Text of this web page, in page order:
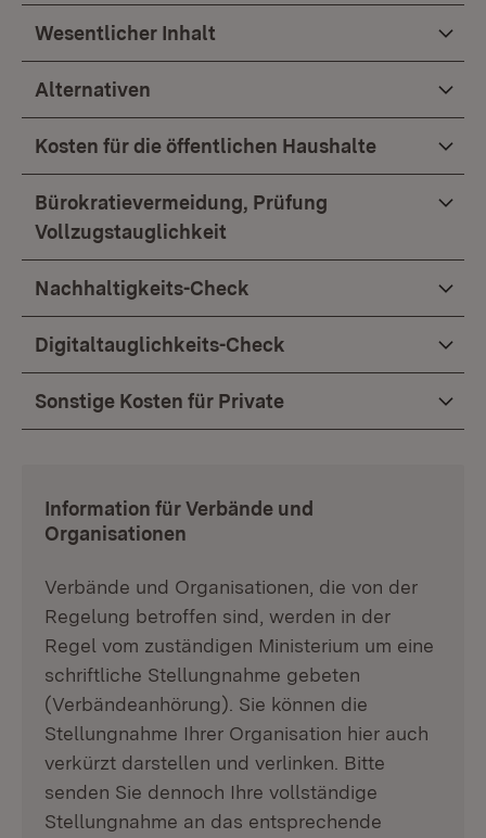
Wesentlicher Inhalt
Alternativen
Kosten für die öffentlichen Haushalte
Bürokratievermeidung, Prüfung
Vollzugstauglichkeit
Nachhaltigkeits-Check
Digitaltauglichkeits-Check
Sonstige Kosten für Private
:Information für Verbände und
Organisationen
Verbände und Organisationen, die von der
Regelung betroffen sind, werden in der
Regel vom zuständigen Ministerium um eine
schriftliche Stellungnahme gebeten
(Verbändeanhörung). Sie können die
Stellungnahme Ihrer Organisation hier auch
verkürzt darstellen und verlinken. Bitte
senden Sie dennoch Ihre vollständige
Stellungnahme an das entsprechende